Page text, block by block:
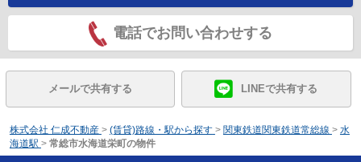
電話でお問い合わせする
メールで共有する LINEで共有する
株式会社 仁成不動産 > (賃貸)路線・駅から探す > 関東鉄道関東鉄道常総線 > 水
海道駅 > 常総市水海道栄町の物件